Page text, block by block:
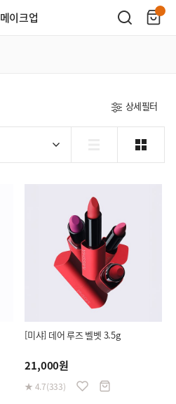
메이크업
상세필터
[미샤] 데어 루즈 벨벳 3.5g
21,000원
★ 4.7(333)